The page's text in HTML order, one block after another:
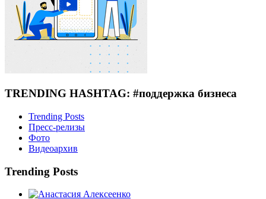
TRENDING HASHTAG: #поддержка бизнеса
Trending Posts
Пресс-релизы
Фото
Видеоархив
Trending Posts